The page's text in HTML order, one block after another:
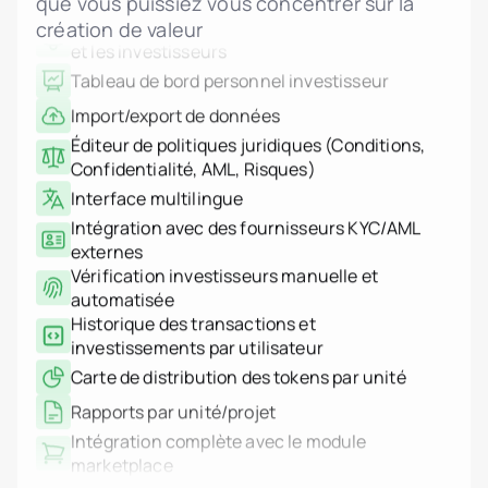
création de valeur
et les investisseurs
Tableau de bord personnel investisseur
Import/export de données
Éditeur de politiques juridiques (Conditions,
Confidentialité, AML, Risques)
Interface multilingue
Intégration avec des fournisseurs KYC/AML
externes
Vérification investisseurs manuelle et
automatisée
Historique des transactions et
investissements par utilisateur
Carte de distribution des tokens par unité
Rapports par unité/projet
Intégration complète avec le module
marketplace
Journal d’audit des actions admin (qui, quoi,
quand)
Monténégro
Portugal
Arabie saoudite
Serbie
Suisse
Thaïlande
Vietnam
Cas d'usage
Comment fonctionne la
Plateforme
À propos de nous